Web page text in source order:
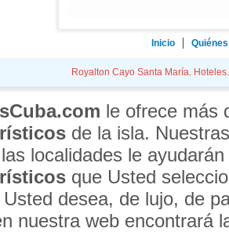
Inicio
Royalton Cayo Santa María.
le ofrece más
de la isla.
localidades le
que Usted
desea, de lujo, de
nuestra web encontrará